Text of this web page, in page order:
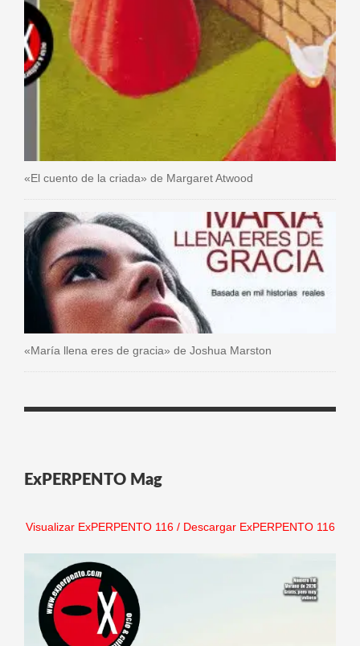
«El cuento de la criada» de Margaret Atwood
«María llena eres de gracia» de Joshua Marston
ExPERPENTO Mag
Visualizar ExPERPENTO 116/ Descargar ExPERPENTO 116